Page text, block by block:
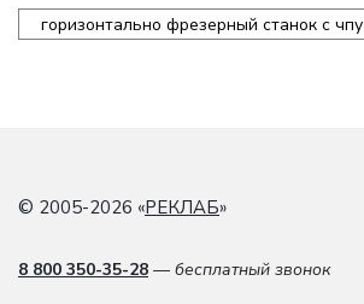
горизонтально фрезерный станок с чпу
© 2005-2026 «РЕКЛАБ»
8 800 350-35-28 — бесплатный звонок